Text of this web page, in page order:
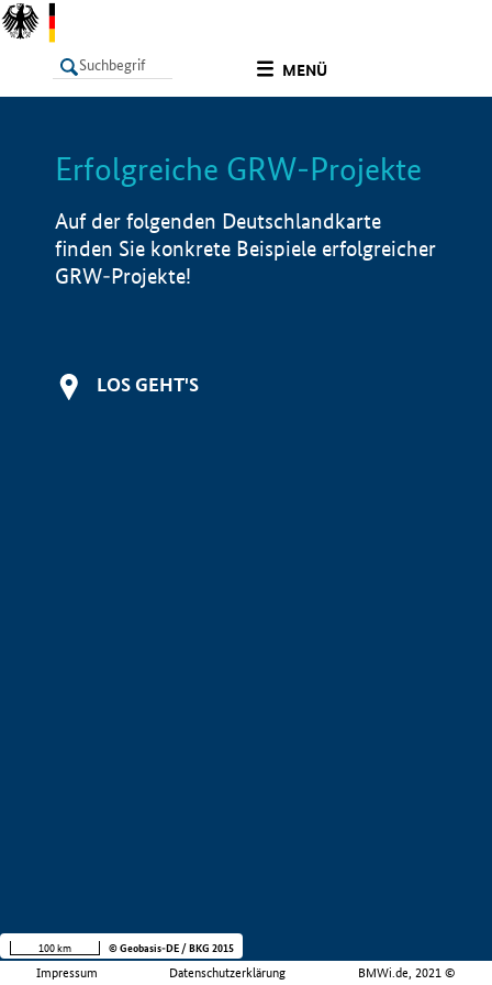
MENÜ
LISTE Info
Erfolgreiche GRW-Projekte
Auf der folgenden Deutschlandkarte
finden Sie konkrete Beispiele erfolgreicher
GRW-Projekte!
LOS GEHT'S
Impressum Datenschutzerklärung BMWi.de, 2021 ©
100 km © Geobasis-DE / BKG 2015